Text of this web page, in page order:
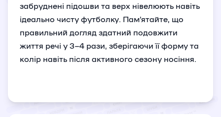
забруднені підошви та верх нівелюють навіть
ідеально чисту футболку. Пам'ятайте, що
правильний догляд здатний подовжити
життя речі у 3–4 рази, зберігаючи її форму та
колір навіть після активного сезону носіння.